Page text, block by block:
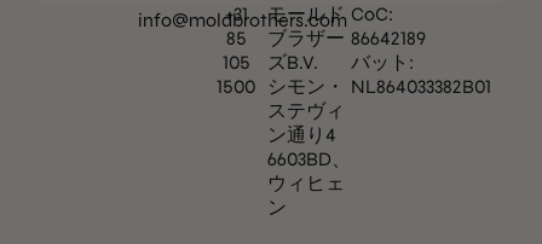
info@moldbrothers.com
+31
85
105
1500
モールド
ブラザー
ズB.V.
シモン・
ステヴィ
ン通り4
6603BD、
ウィヒェ
ン
CoC:
86642189
バット:
NL864033382B01